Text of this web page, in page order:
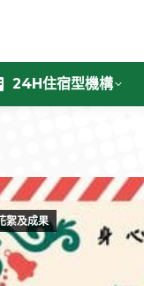
24H住宿型機構
絮及成果